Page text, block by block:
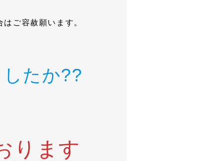
ご容赦願います。
たか??
ります